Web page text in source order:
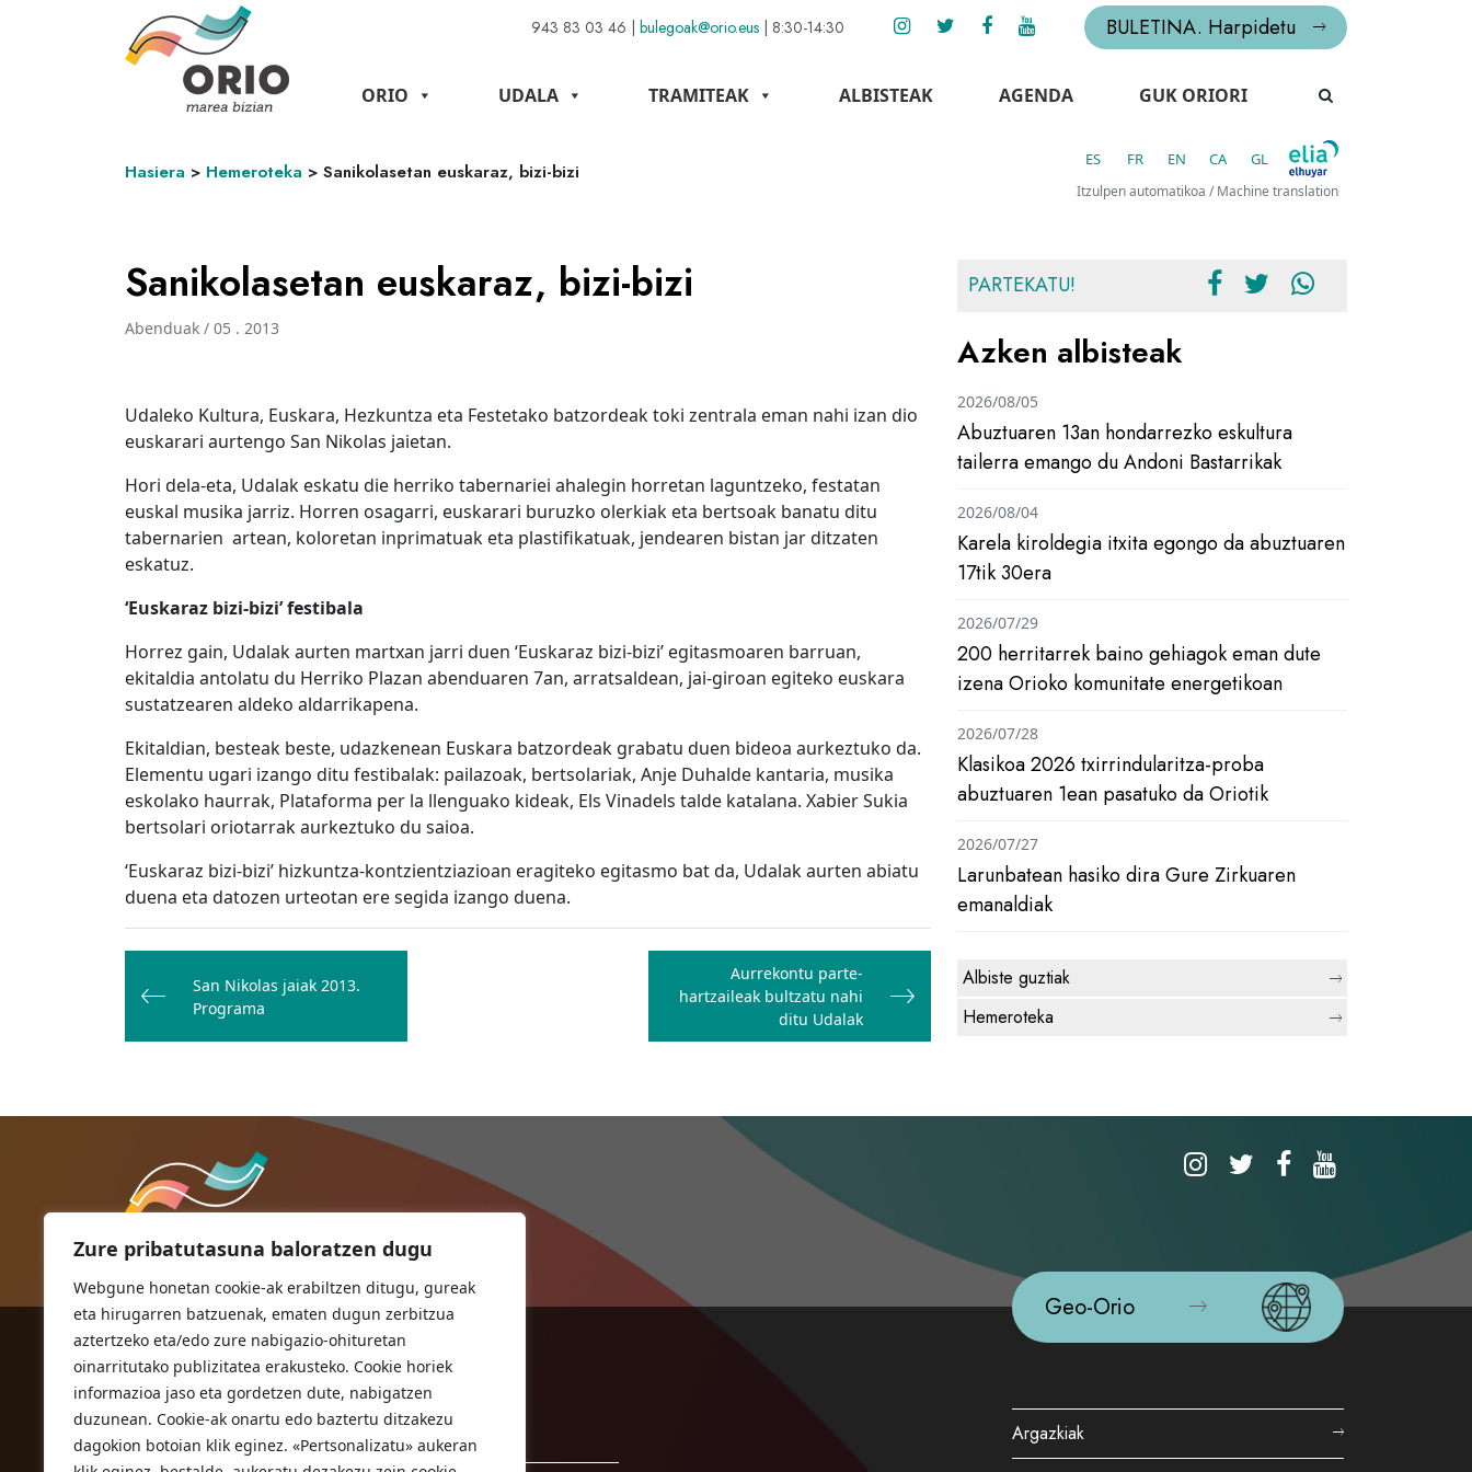
Zure pribatutasuna baloratzen dugu
Webgune honetan cookie-ak erabiltzen ditugu, gureak
eta hirugarren batzuenak, ematen dugun zerbitzua
aztertzeko eta/edo zure nabigazio-ohituretan
oinarritutako publizitatea erakusteko. Cookie horiek
informazioa jaso eta gordetzen dute, nabigatzen
duzunean. Cookie-ak onartu edo baztertu ditzakezu
dagokion botoian klik eginez. «Pertsonalizatu» aukeran
943 83 03 46 | bulegoak@orio.eus | 8:30-14:30 BULETINA. Harpidetu
ORIO UDALA TRAMITEAK ALBISTEAK AGENDA GUK ORIORI
Hasiera > Hemeroteka > Sanikolasetan euskaraz, bizi-bizi
ES FR EN CA GL
Itzulpen automatikoa / Machine translation
Sanikolasetan euskaraz, bizi-bizi
Abenduak / 05 . 2013
Udaleko Kultura, Euskara, Hezkuntza eta Festetako batzordeak toki zentrala eman nahi izan dio
euskarari aurtengo San Nikolas jaietan.
Hori dela-eta, Udalak eskatu die herriko tabernariei ahalegin horretan laguntzeko, festatan
euskal musika jarriz. Horren osagarri, euskarari buruzko olerkiak eta bertsoak banatu ditu
tabernarien artean, koloretan inprimatuak eta plastifikatuak, jendearen bistan jar ditzaten
eskatuz.
‘Euskaraz bizi-bizi’ festibala
Horrez gain, Udalak aurten martxan jarri duen ‘Euskaraz bizi-bizi’ egitasmoaren barruan,
ekitaldia antolatu du Herriko Plazan abenduaren 7an, arratsaldean, jai-giroan egiteko euskara
sustatzearen aldeko aldarrikapena.
Ekitaldian, besteak beste, udazkenean Euskara batzordeak grabatu duen bideoa aurkeztuko da.
Elementu ugari izango ditu festibalak: pailazoak, bertsolariak, Anje Duhalde kantaria, musika
eskolako haurrak, Plataforma per la llenguako kideak, Els Vinadels talde katalana. Xabier Sukia
bertsolari oriotarrak aurkeztuko du saioa.
‘Euskaraz bizi-bizi’ hizkuntza-kontzientziazioan eragiteko egitasmo bat da, Udalak aurten abiatu
duena eta datozen urteotan ere segida izango duena.
Bidalketetan
zehar
nabigatu
San Nikolas jaiak 2013.
Programa
Aurrekontu parte-
hartzaileak bultzatu nahi
ditu Udalak
PARTEKATU!
Azken albisteak
Abuztuaren 13an hondarrezko eskultura
tailerra emango du Andoni Bastarrikak
2026/08/05
Karela kiroldegia itxita egongo da abuztuaren
17tik 30era
2026/08/04
200 herritarrek baino gehiagok eman dute
izena Orioko komunitate energetikoan
2026/07/29
Klasikoa 2026 txirrindularitza-proba
abuztuaren 1ean pasatuko da Oriotik
2026/07/28
Larunbatean hasiko dira Gure Zirkuaren
emanaldiak
2026/07/27
Albiste guztiak
Hemeroteka
Geo-Orio
Argazkiak
ORIOKO UDALA
Herriko plaza,1
20810 Orio (Gipuzkoa)
T. 943 83 03 46